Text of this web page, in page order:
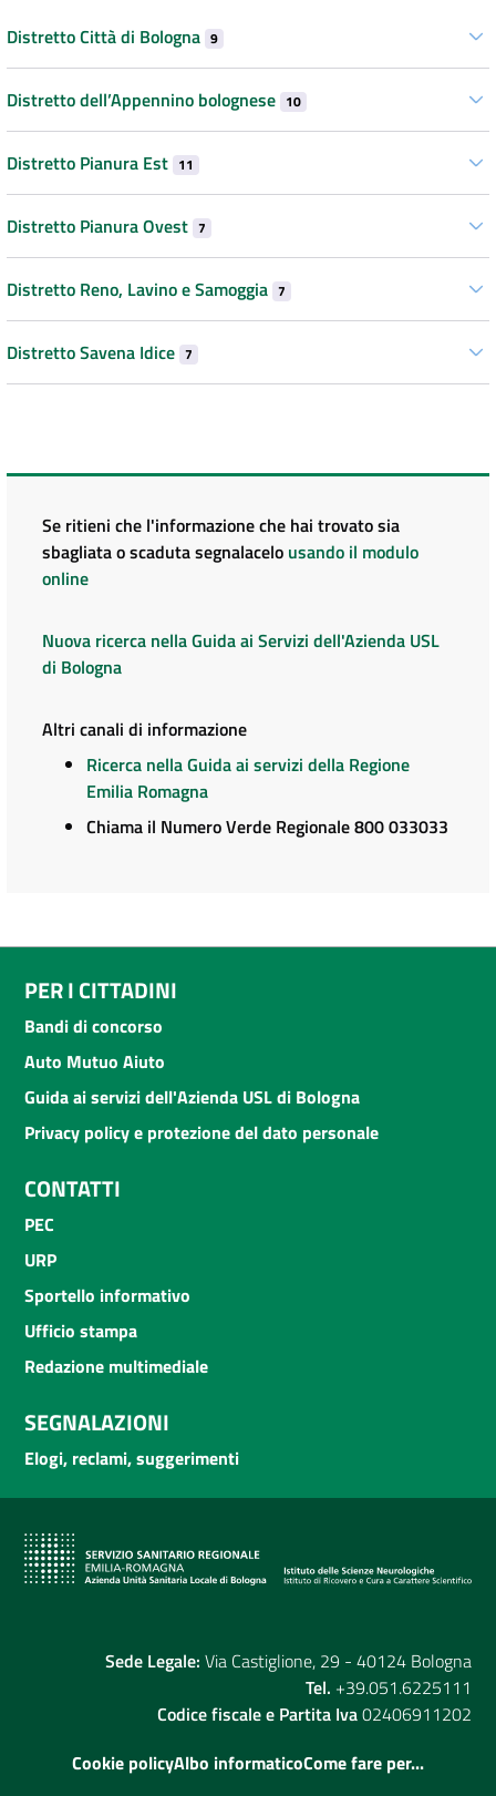
Distretto Città di Bologna 9
Distretto dell’Appennino bolognese 10
Distretto Pianura Est 11
Distretto Pianura Ovest 7
Distretto Reno, Lavino e Samoggia 7
Distretto Savena Idice 7
Se ritieni che l'informazione che hai trovato sia
sbagliata o scaduta segnalacelo usando il modulo
online
Nuova ricerca nella Guida ai Servizi dell'Azienda USL
di Bologna
Altri canali di informazione
Ricerca nella Guida ai servizi della Regione
Emilia Romagna
Chiama il Numero Verde Regionale 800 033033
PER I CITTADINI
Bandi di concorso
Auto Mutuo Aiuto
Guida ai servizi dell'Azienda USL di Bologna
Privacy policy e protezione del dato personale
CONTATTI
PEC
URP
Sportello informativo
Ufficio stampa
Redazione multimediale
SEGNALAZIONI
Elogi, reclami, suggerimenti
Sede Legale: Via Castiglione, 29 - 40124 Bologna
Tel. +39.051.6225111
Codice fiscale e Partita Iva02406911202
Cookie policyAlbo informaticoCome fare per...